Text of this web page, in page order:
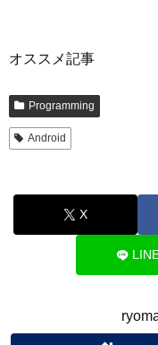
オススメ記事
Programming
Android
X